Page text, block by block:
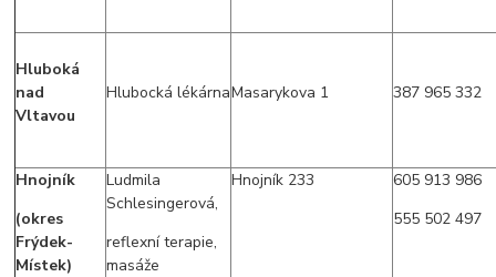
Hluboká
nad
Vltavou
Hlubocká lékárnaMasarykova 1 387 965 332
Hnojník
(okres
Frýdek-
Místek)
Ludmila
Schlesingerová,
reflexní terapie,
masáže
Hnojník 233
605 913 986
555 502 497